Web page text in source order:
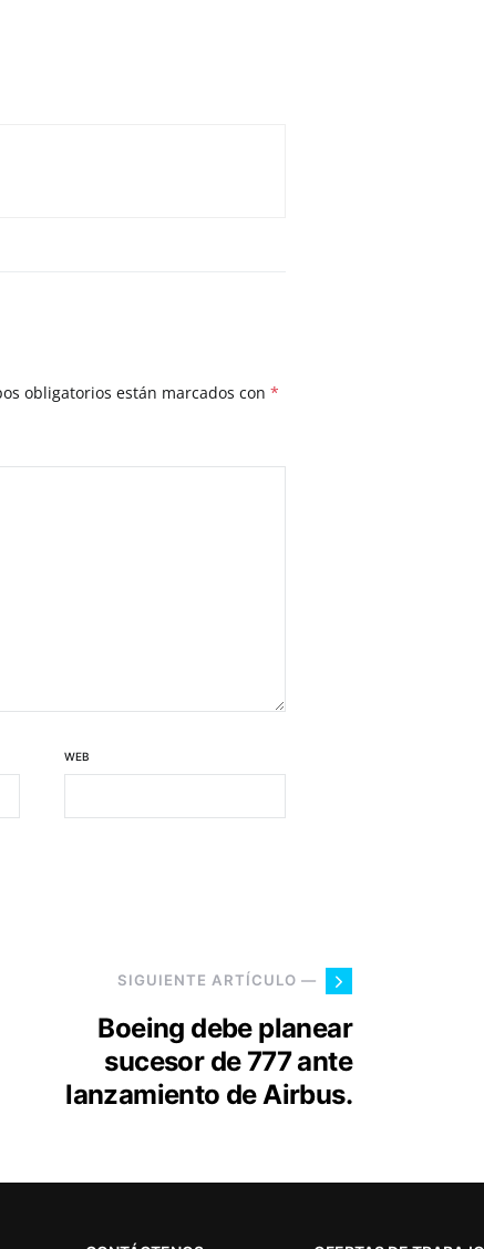
obligatorios están marcados con *
WEB
SIGUIENTE ARTÍCULO —
Boeing debe planear
sucesor de 777 ante
lanzamiento de Airbus.